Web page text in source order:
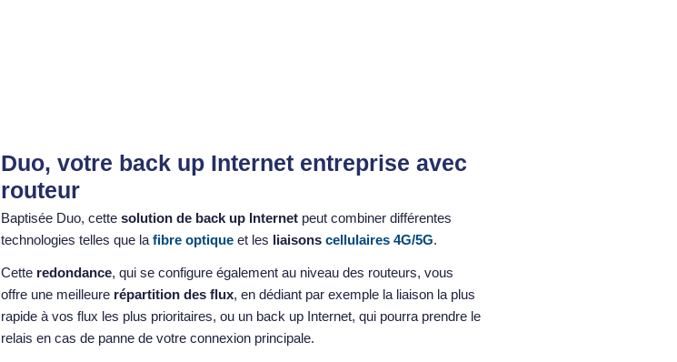
Duo, votre back up Internet entreprise avec
routeur
Baptisée Duo, cette solution de back up Internet peut combiner différentes
technologies telles que la fibre optique et les liaisons cellulaires 4G/5G.
Cette redondance, qui se configure également au niveau des routeurs, vous
offre une meilleure répartition des flux, en dédiant par exemple la liaison la plus
rapide à vos flux les plus prioritaires, ou un back up Internet, qui pourra prendre le
relais en cas de panne de votre connexion principale.